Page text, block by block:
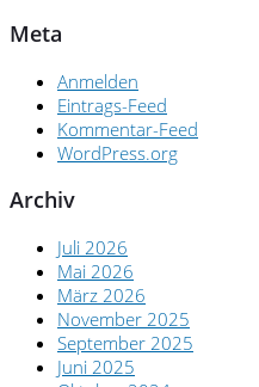
Meta
Anmelden
Eintrags-Feed
Kommentar-Feed
WordPress.org
Archiv
Juli 2026
Mai 2026
März 2026
November 2025
September 2025
Juni 2025